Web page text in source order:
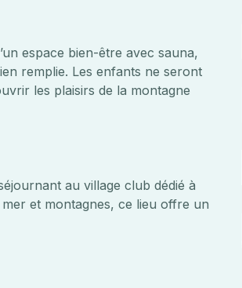
espace bien-être avec sauna,
remplie. Les enfants ne seront
les plaisirs de la montagne
au village club dédié à
et montagnes, ce lieu offre un